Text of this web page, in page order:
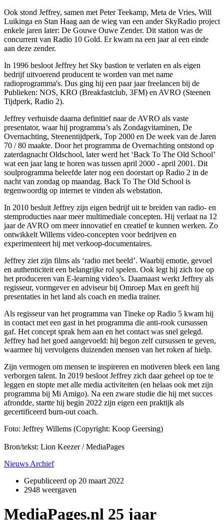
Ook stond Jeffrey, samen met Peter Teekamp, Meta de Vries, Will
Luikinga en Stan Haag aan de wieg van een ander SkyRadio project
enkele jaren later: De Gouwe Ouwe Zender. Dit station was de
concurrent van Radio 10 Gold. Er kwam na een jaar al een einde
aan deze zender.
In 1996 besloot Jeffrey het Sky bastion te verlaten en als eigen
bedrijf uitvoerend producent te worden van met name
radioprogramma's. Dus ging hij een paar jaar freelancen bij de
Publieken: NOS, KRO (Breakfastclub, 3FM) en AVRO (Steenen
Tijdperk, Radio 2).
Jeffrey verhuisde daarna definitief naar de AVRO als vaste
presentator, waar hij programma’s als Zondagvitaminen, De
Overnachting, Steenentijdperk, Top 2000 en De week van de Jaren
70 / 80 maakte. Door het programma de Overnachting ontstond op
zaterdagnacht Oldschool, later werd het ‘Back To The Old School’
wat een jaar lang te horen was tussen april 2000 - april 2001. Dit
soulprogramma beleefde later nog een doorstart op Radio 2 in de
nacht van zondag op maandag. Back To The Old School is
tegenwoordig op internet te vinden als webstation.
In 2010 besluit Jeffrey zijn eigen bedrijf uit te breiden van radio- en
stemproducties naar meer multimediale concepten. Hij verlaat na 12
jaar de AVRO om meer innovatief en creatief te kunnen werken. Zo
ontwikkelt Willems video-concepten voor bedrijven en
experimenteert hij met verkoop-documentaires.
Jeffrey ziet zijn films als ‘radio met beeld’. Waarbij emotie, gevoel
en authenticiteit een belangrijke rol spelen. Ook legt hij zich toe op
het produceren van E-learning video’s. Daarnaast werkt Jeffrey als
regisseur, vormgever en adviseur bij Omroep Max en geeft hij
presentaties in het land als coach en media trainer.
Als regisseur van het programma van Tineke op Radio 5 kwam hij
in contact met een gast in het programma die anti-rook cursussen
gaf. Het concept sprak hem aan en het contact was snel gelegd.
Jeffrey had het goed aangevoeld: hij begon zelf cursussen te geven,
waarmee hij vervolgens duizenden mensen van het roken af hielp.
Zijn vermogen om mensen te inspireren en motiveren bleek een lang
verborgen talent. In 2019 besloot Jeffrey zich daar geheel op toe te
leggen en stopte met alle media activiteiten (en helaas ook met zijn
programma bij Mi Amigo). Na een zware studie die hij met succes
afrondde, startte hij begin 2022 zijn eigen een praktijk als
gecertificeerd burn-out coach.
Foto: Jeffrey Willems (Copyright: Koop Geersing)
Bron/tekst: Lion Keezer / MediaPages
Nieuws Archief
Gepubliceerd op 20 maart 2022
2948 weergaven
MediaPages.nl 25 jaar